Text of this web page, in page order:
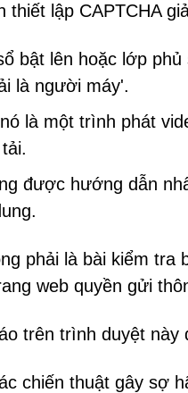
thiết lập CAPTCHA
bật lên hoặc lớp
là người máy'.
là một trình phát
được hướng dẫn
phải là bài kiểm tra
web quyền gửi
trên trình duyệt
chiến thuật gây sợ